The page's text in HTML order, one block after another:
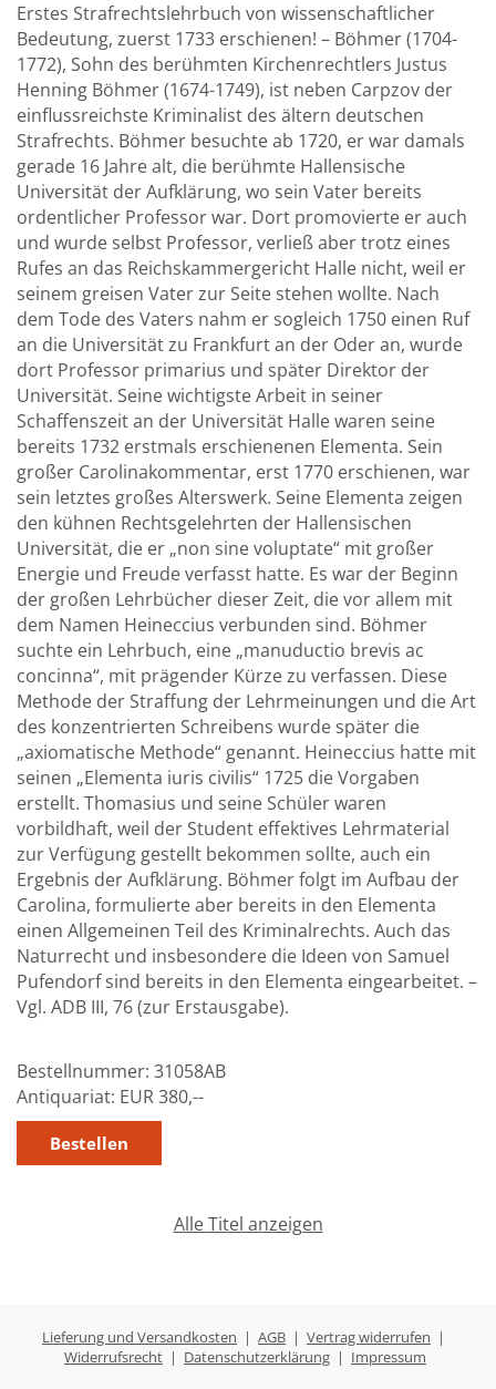
Erstes Strafrechtslehrbuch von wissenschaftlicher
Bedeutung, zuerst 1733 erschienen! – Böhmer (1704-
1772), Sohn des berühmten Kirchenrechtlers Justus
Henning Böhmer (1674-1749), ist neben Carpzov der
einflussreichste Kriminalist des ältern deutschen
Strafrechts. Böhmer besuchte ab 1720, er war damals
gerade 16 Jahre alt, die berühmte Hallensische
Universität der Aufklärung, wo sein Vater bereits
ordentlicher Professor war. Dort promovierte er auch
und wurde selbst Professor, verließ aber trotz eines
Rufes an das Reichskammergericht Halle nicht, weil er
seinem greisen Vater zur Seite stehen wollte. Nach
dem Tode des Vaters nahm er sogleich 1750 einen Ruf
an die Universität zu Frankfurt an der Oder an, wurde
dort Professor primarius und später Direktor der
Universität. Seine wichtigste Arbeit in seiner
Schaffenszeit an der Universität Halle waren seine
bereits 1732 erstmals erschienenen Elementa. Sein
großer Carolinakommentar, erst 1770 erschienen, war
sein letztes großes Alterswerk. Seine Elementa zeigen
den kühnen Rechtsgelehrten der Hallensischen
Universität, die er „non sine voluptate“ mit großer
Energie und Freude verfasst hatte. Es war der Beginn
der großen Lehrbücher dieser Zeit, die vor allem mit
dem Namen Heineccius verbunden sind. Böhmer
suchte ein Lehrbuch, eine „manuductio brevis ac
concinna“, mit prägender Kürze zu verfassen. Diese
Methode der Straffung der Lehrmeinungen und die Art
des konzentrierten Schreibens wurde später die
„axiomatische Methode“ genannt. Heineccius hatte mit
seinen „Elementa iuris civilis“ 1725 die Vorgaben
erstellt. Thomasius und seine Schüler waren
vorbildhaft, weil der Student effektives Lehrmaterial
zur Verfügung gestellt bekommen sollte, auch ein
Ergebnis der Aufklärung. Böhmer folgt im Aufbau der
Carolina, formulierte aber bereits in den Elementa
einen Allgemeinen Teil des Kriminalrechts. Auch das
Naturrecht und insbesondere die Ideen von Samuel
Pufendorf sind bereits in den Elementa eingearbeitet. –
Vgl. ADB III, 76 (zur Erstausgabe).
Bestellnummer: 31058AB
Antiquariat: EUR 380,--
Alle Titel anzeigen
Lieferung und Versandkosten | AGB | Vertrag widerrufen |
Widerrufsrecht | Datenschutzerklärung | Impressum